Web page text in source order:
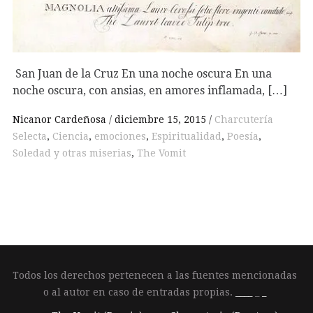
San Juan de la Cruz En una noche oscura En una
noche oscura, con ansias, en amores inflamada, […]
Nicanor Cardeñosa diciembre 15, 2015
Charcutería
Selecta, Ciencia, emociones, Espiritualidad , Poesía,
Soledad y otras miserias, The Vomit
Todos los derechos pertenecen a las fuentes mencionadas
o al autor en caso de entradas propias.